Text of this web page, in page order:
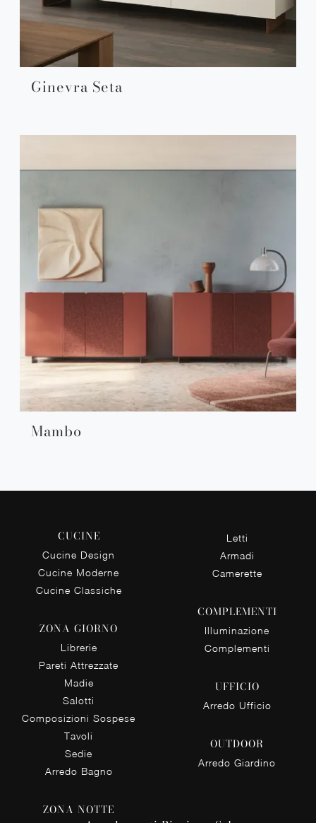
Ginevra Seta
Mambo
CUCINE
Cucine Design
Cucine Moderne
Cucine Classiche
ZONA GIORNO
Librerie
Pareti Attrezzate
Madie
Salotti
Composizioni Sospese
Tavoli
Sedie
Arredo Bagno
ZONA NOTTE
Letti
Armadi
Camerette
COMPLEMENTI
Illuminazione
Complementi
UFFICIO
Arredo Ufficio
OUTDOOR
Arredo Giardino